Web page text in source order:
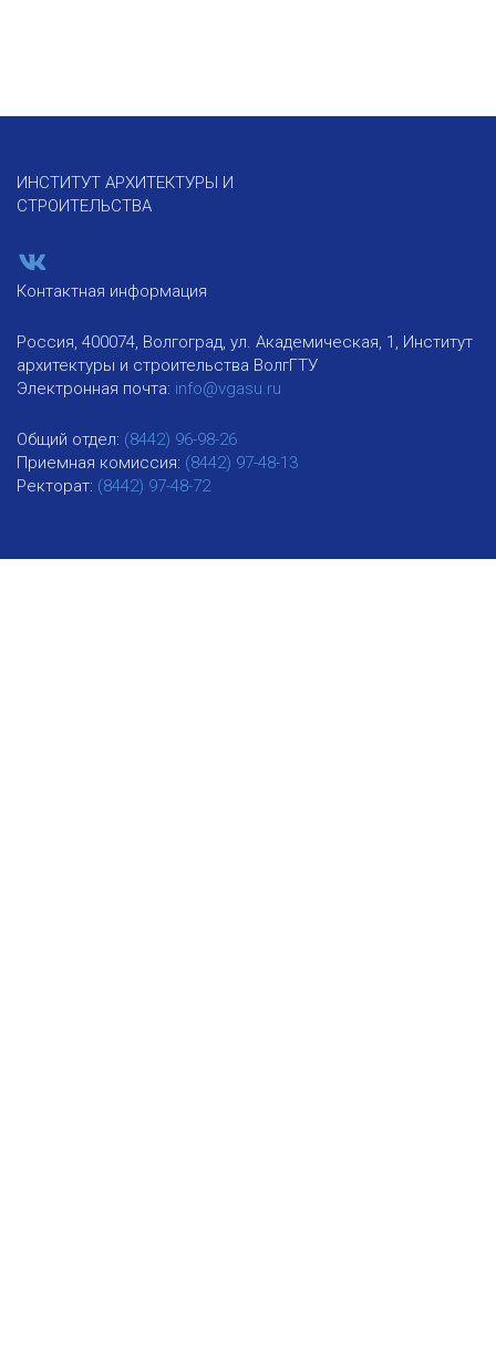
ИНСТИТУТ АРХИТЕКТУРЫ И
СТРОИТЕЛЬСТВА
Контактная информация
Россия, 400074, Волгоград, ул. Академическая, 1, Институт
архитектуры и строительства ВолгГТУ
Электронная почта: info@vgasu.ru
Общий отдел: (8442) 96-98-26
Приемная комиссия: (8442) 97-48-13
Ректорат: (8442) 97-48-72